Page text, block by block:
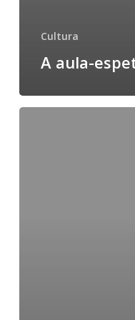
Cultura
A aula-